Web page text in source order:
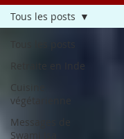
Retraite en Inde
Cuisine
végétarienne
Messages de
Swami Isa
Tous les posts